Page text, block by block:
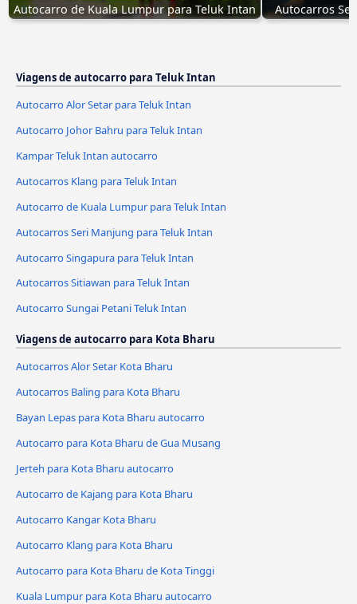
Autocarro de Kuala Lumpur para Teluk Intan Autocarros
Viagens de autocarro para Teluk Intan
Autocarro Alor Setar para Teluk Intan
Autocarro Johor Bahru para Teluk Intan
Kampar Teluk Intan autocarro
Autocarros Klang para Teluk Intan
Autocarro de Kuala Lumpur para Teluk Intan
Autocarros Seri Manjung para Teluk Intan
Autocarro Singapura para Teluk Intan
Autocarros Sitiawan para Teluk Intan
Autocarro Sungai Petani Teluk Intan
Viagens de autocarro para Kota Bharu
Autocarros Alor Setar Kota Bharu
Autocarros Baling para Kota Bharu
Bayan Lepas para Kota Bharu autocarro
Autocarro para Kota Bharu de Gua Musang
Jerteh para Kota Bharu autocarro
Autocarro de Kajang para Kota Bharu
Autocarro Kangar Kota Bharu
Autocarro Klang para Kota Bharu
Autocarro para Kota Bharu de Kota Tinggi
Kuala Lumpur para Kota Bharu autocarro